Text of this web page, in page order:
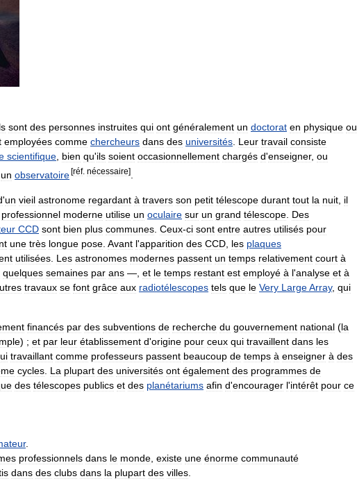
sont des personnes instruites qui ont généralement un doctorat en physique ou
employées comme chercheurs dans des universités. Leur travail consiste
scientifique, bien qu'ils soient occasionnellement chargés d'enseigner, ou
un observatoire [réf. nécessaire]
'un vieil astronome regardant à travers son petit télescope durant tout la nuit il
professionnel moderne utilise un oculaire sur un grand télescope Des
CCD sont bien plus communes Ceux-ci sont entre autres utilisés pour
une très longue pose Avant l'apparition des CCD les plaques
utilisées Les astronomes modernes passent un temps relativement court à
quelques semaines par ans —, et le temps restant est employé à l'analyse et à
travaux se font grâce aux radiotélescopes tels que le Very LargeArray, qui
financés par des subventions de recherche du gouvernement national (la
) ; et par leur établissement d'origine pour ceux qui travaillent dans les
travaillant comme professeurs passent beaucoup de temps à enseigner à des
cycles La plupart des universités ont également des programmes de
des télescopes publics et des planétariums afin d'encourager l'intérêt pour ce
.
professionnels dans le monde existe une énorme communauté
dans des clubs dans la plupart des villes